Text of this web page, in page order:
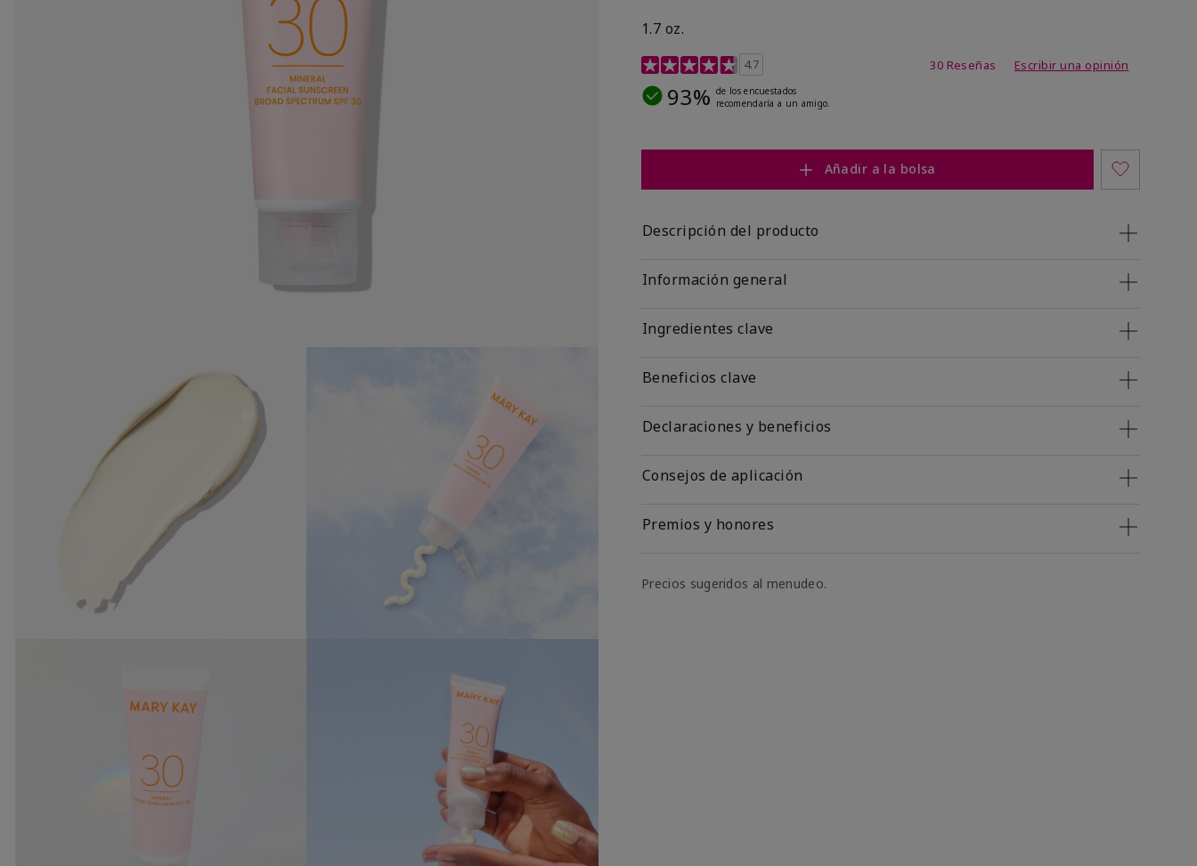
1.7 oz.
Calificación de clientes de 5 de 5
4.7 30 Reseñas Escribir una opinión
93% de los encuestados
recomendaría a un amigo.
Añadir a la bolsa
Descripción del producto
Información general
Ingredientes clave
Beneficios clave
Declaraciones y beneficios
Consejos de aplicación
Premios y honores
Precios sugeridos al menudeo.